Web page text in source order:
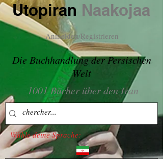
Utopiran Naakojaa
Anmelden/Registrieren
Die Buchhandlung der Persischen
Welt
1001 Bücher über den Iran
Wähle deine Sprache: